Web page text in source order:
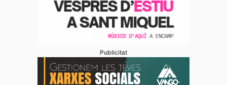
Publicitat